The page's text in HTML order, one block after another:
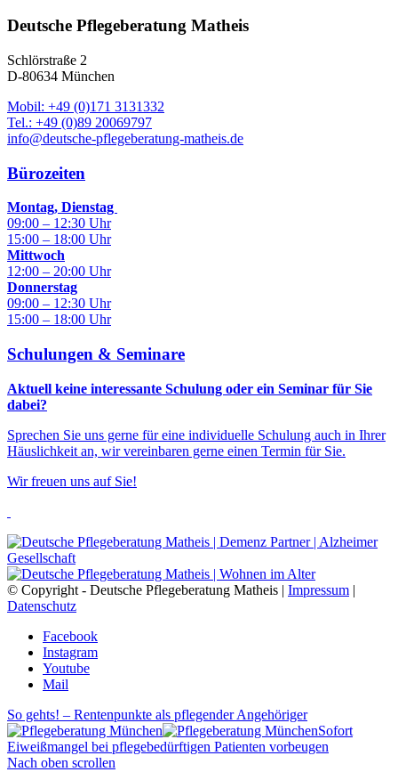
Deutsche Pflegeberatung Matheis
Schlörstraße 2
D-80634 München
Mobil: +49 (0)171 3131332
Tel.: +49 (0)89 20069797
info@deutsche-pflegeberatung-matheis.de
Bürozeiten
Montag, Dienstag
09:00 – 12:30 Uhr
15:00 – 18:00 Uhr
Mittwoch
12:00 – 20:00 Uhr
Donnerstag
09:00 – 12:30 Uhr
15:00 – 18:00 Uhr
Schulungen & Seminare
Aktuell keine interessante Schulung oder ein Seminar für Sie
dabei?
Sprechen Sie uns gerne für eine individuelle Schulung auch in Ihrer
Häuslichkeit an, wir vereinbaren gerne einen Termin für Sie.
Wir freuen uns auf Sie!
© Copyright - Deutsche Pflegeberatung Matheis | Impressum |
Datenschutz
Facebook
Instagram
Youtube
Mail
So gehts! – Rentenpunkte als pflegender Angehöriger
Sofort
Eiweißmangel bei pflegebedürftigen Patienten vorbeugen
Nach oben scrollen